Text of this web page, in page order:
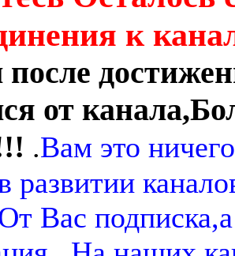
к
после
от
.Вам это
развитии
Вас